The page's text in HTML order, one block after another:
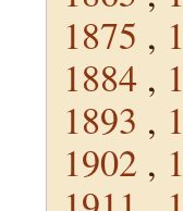
1875 ,
1884 ,
1893 ,
1902 ,